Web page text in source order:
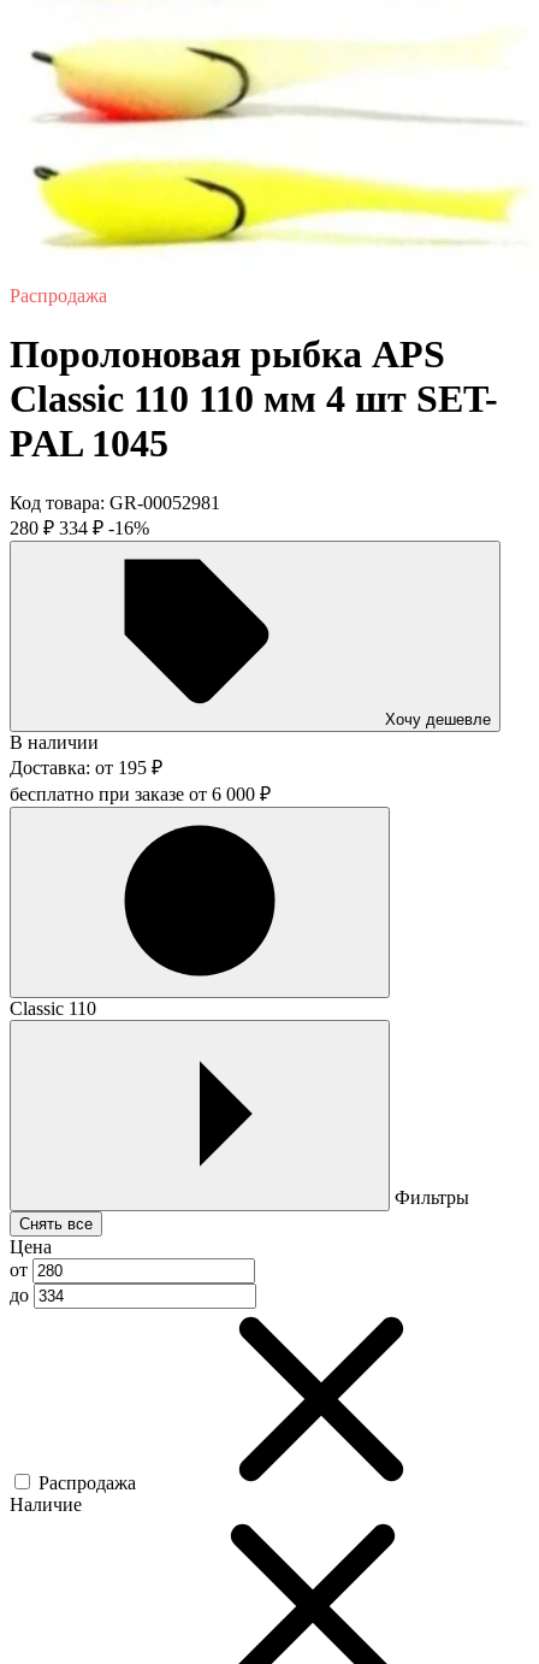
Распродажа
Поролоновая рыбка APS
Classic 110 110 мм 4 шт SET-
PAL 1045
Код товара: GR-00052981
280 ₽ 334 ₽ -16%
Хочу дешевле
В наличии
Доставка: от 195 ₽
бесплатно при заказе от 6 000 ₽
Classic 110
Фильтры
Снять все
Цена
от
до
Распродажа
Наличие